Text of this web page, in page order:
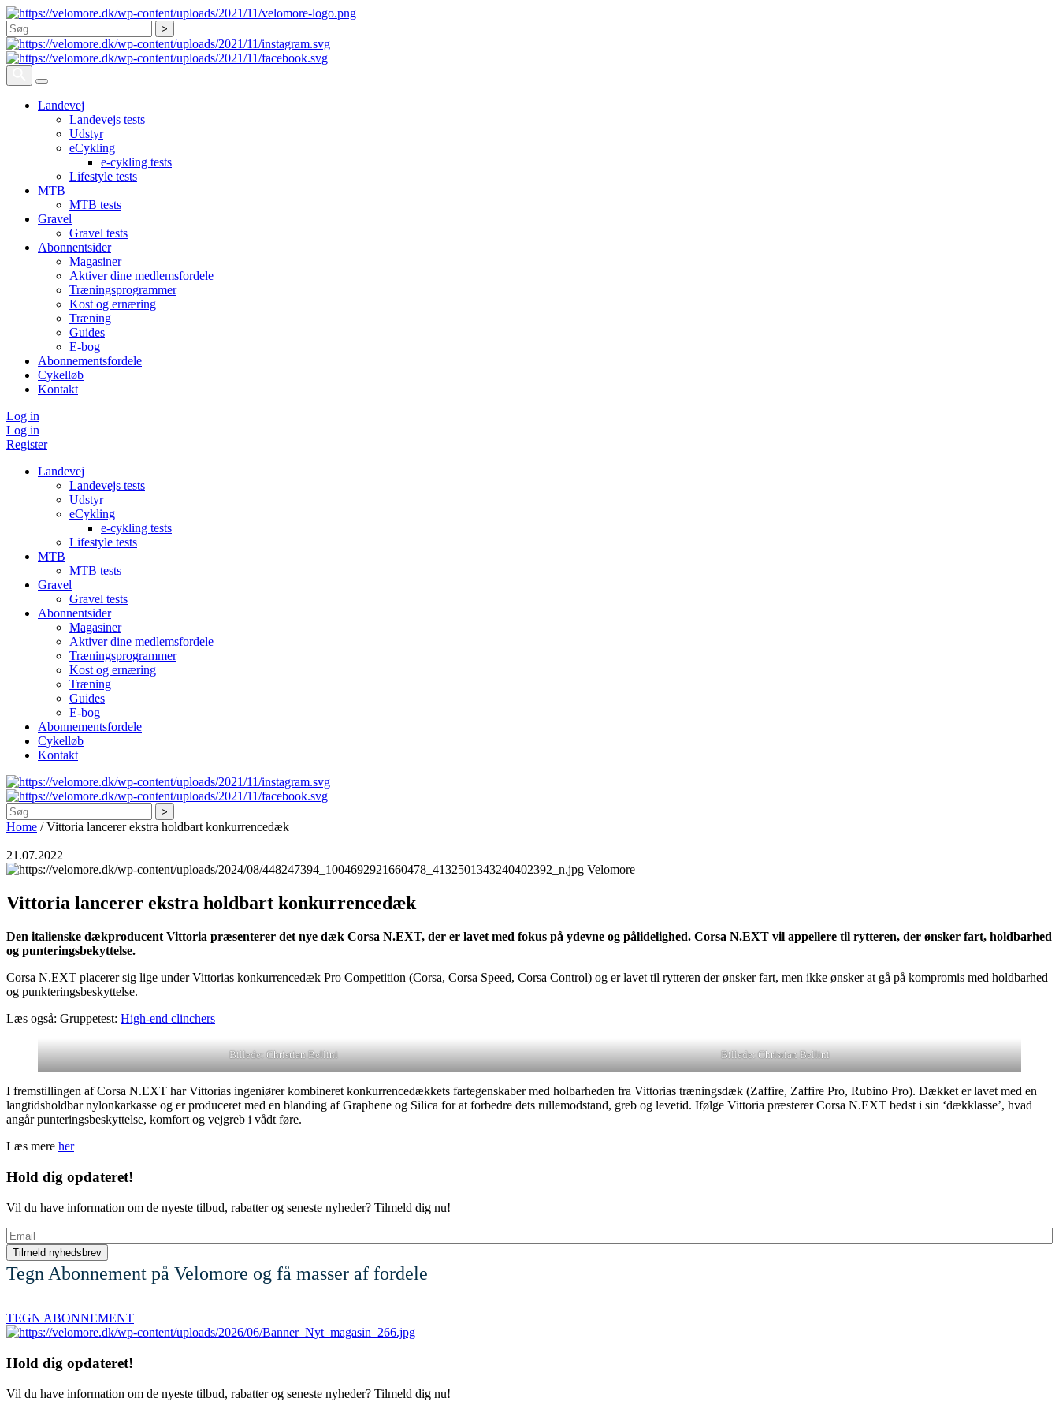
Søg
Landevej
Landevejs tests
Udstyr
eCykling
e-cykling tests
Lifestyle tests
MTB
MTB tests
Gravel
Gravel tests
Abonnentsider
Magasiner
Aktiver dine medlemsfordele
Træningsprogrammer
Kost og ernæring
Træning
Guides
E-bog
Abonnementsfordele
Cykelløb
Kontakt
Log in
Log in
Register
Landevej
Landevejs tests
Udstyr
eCykling
e-cykling tests
Lifestyle tests
MTB
MTB tests
Gravel
Gravel tests
Abonnentsider
Magasiner
Aktiver dine medlemsfordele
Træningsprogrammer
Kost og ernæring
Træning
Guides
E-bog
Abonnementsfordele
Cykelløb
Kontakt
Søg
Home /Vittoria lancerer ekstra holdbart konkurrencedæk
21.07.2022
Velomore
Vittoria lancerer ekstra holdbart konkurrencedæk
Den italienske dækproducent Vittoria præsenterer det nye dæk Corsa N.EXT, der er lavet med fokus på ydevne og pålidelighed. Corsa N.EXT vil appellere til rytteren, der ønsker fart, holdbarhed
og punteringsbekyttelse.
Corsa N.EXT placerer sig lige under Vittorias konkurrencedæk Pro Competition (Corsa, Corsa Speed, Corsa Control) og er lavet til rytteren der ønsker fart, men ikke ønsker at gå på kompromis med holdbarhed
og punkteringsbeskyttelse.
Læs også: Gruppetest: High-end clinchers
Billede: Christian Bellini Billede: Christian Bellini
I fremstillingen af Corsa N.EXT har Vittorias ingeniører kombineret konkurrencedækkets fartegenskaber med holbarheden fra Vittorias træningsdæk (Zaffire, Zaffire Pro, Rubino Pro). Dækket er lavet med en
langtidsholdbar nylonkarkasse og er produceret med en blanding af Graphene og Silica for at forbedre dets rullemodstand, greb og levetid. Ifølge Vittoria præsterer Corsa N.EXT bedst i sin ‘dækklasse’, hvad
angår punteringsbeskyttelse, komfort og vejgreb i vådt føre.
Læs mere her
Hold dig opdateret!
Vil du have information om de nyeste tilbud, rabatter og seneste nyheder? Tilmeld dig nu!
Email
Tegn Abonnement på Velomore og få masser af fordele
TEGN ABONNEMENT
Hold dig opdateret!
Vil du have information om de nyeste tilbud, rabatter og seneste nyheder? Tilmeld dig nu!